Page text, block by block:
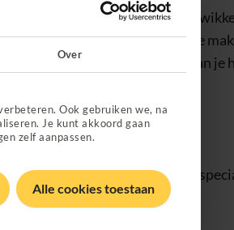
Over
Ook gebruiken we, na
Je kunt akkoord gaan
zelf aanpassen.
Alle cookies toestaan
(achterstand in de
te corrigeren of comfortabel te
nodig. Je zorgverlener kan je
Op het briefje van de medisch